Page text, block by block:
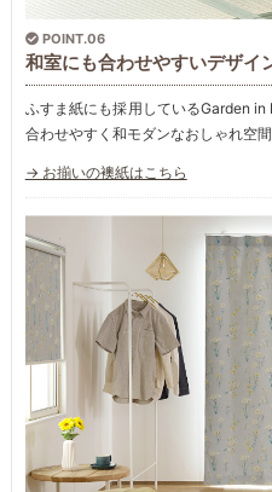
POINT.06
和室にも合わせやすいデザイ
ふすま紙にも採用しているGarden in
合わせやすく和モダンなおしゃれ空
→ お揃いの襖紙はこちら